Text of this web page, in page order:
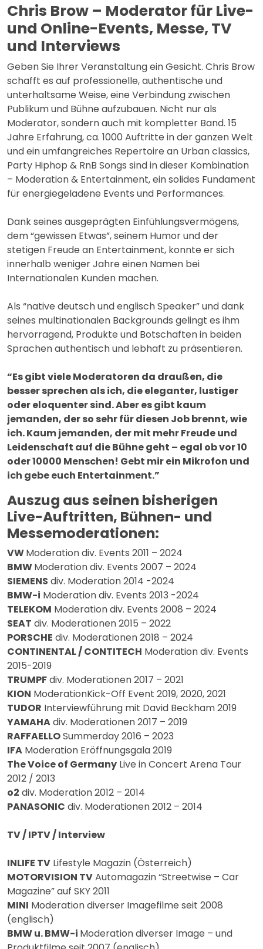
Chris Brow – Moderator für Live-
und Online-Events, Messe, TV
und Interviews
Geben Sie Ihrer Veranstaltung ein Gesicht. Chris Brow
schafft es auf professionelle, authentische und
unterhaltsame Weise, eine Verbindung zwischen
Publikum und Bühne aufzubauen. Nicht nur als
Moderator, sondern auch mit kompletter Band. 15
Jahre Erfahrung, ca. 1000 Auftritte in der ganzen Welt
und ein umfangreiches Repertoire an Urban classics,
Party Hiphop & RnB Songs sind in dieser Kombination
– Moderation & Entertainment, ein solides Fundament
für energiegeladene Events und Performances.
Dank seines ausgeprägten Einfühlungsvermögens,
dem “gewissen Etwas”, seinem Humor und der
stetigen Freude an Entertainment, konnte er sich
innerhalb weniger Jahre einen Namen bei
Internationalen Kunden machen.
Als “native deutsch und englisch Speaker” und dank
seines multinationalen Backgrounds gelingt es ihm
hervorragend, Produkte und Botschaften in beiden
Sprachen authentisch und lebhaft zu präsentieren.
“Es gibt viele Moderatoren da draußen, die
besser sprechen als ich, die eleganter, lustiger
oder eloquenter sind. Aber es gibt kaum
jemanden, der so sehr für diesen Job brennt, wie
ich. Kaum jemanden, der mit mehr Freude und
Leidenschaft auf die Bühne geht – egal ob vor 10
oder 10000 Menschen! Gebt mir ein Mikrofon und
ich gebe euch Entertainment.”
Auszug aus seinen bisherigen
Live-Auftritten, Bühnen- und
Messemoderationen:
VWModeration div. Events 2011 – 2024
BMWModeration div. Events 2007 – 2024
SIEMENS div. Moderation 2014 -2024
BMW-i Moderation div. Events 2013 -2024
TELEKOM Moderation div. Events 2008 – 2024
SEAT div. Moderationen 2015 – 2022
PORSCHE div. Moderationen 2018 – 2024
CONTINENTAL / CONTITECH Moderation div. Events
2015-2019
TRUMPFdiv. Moderationen 2017 – 2021
KION ModerationKick-Off Event 2019, 2020, 2021
TUDOR Interviewführung mit David Beckham 2019
YAMAHAdiv. Moderationen 2017 – 2019
RAFFAELLOSummerday 2016 – 2023
IFA Moderation Eröffnungsgala 2019
The Voice of Germany Live in Concert Arena Tour
2012 / 2013
o2 div. Moderation 2012 – 2014
PANASONIC div. Moderationen 2012 – 2014
TV / IPTV / Interview
INLIFE TV Lifestyle Magazin (Österreich)
MOTORVISION TVAutomagazin “Streetwise – Car
Magazine” auf SKY 2011
MINI Moderation diverser Imagefilme seit 2008
(englisch)
BMW u. BMW-i Moderation diverser Image – und